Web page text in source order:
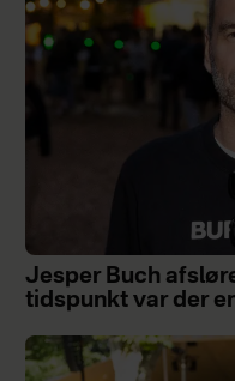
Jesper Buch
tidspunkt var der